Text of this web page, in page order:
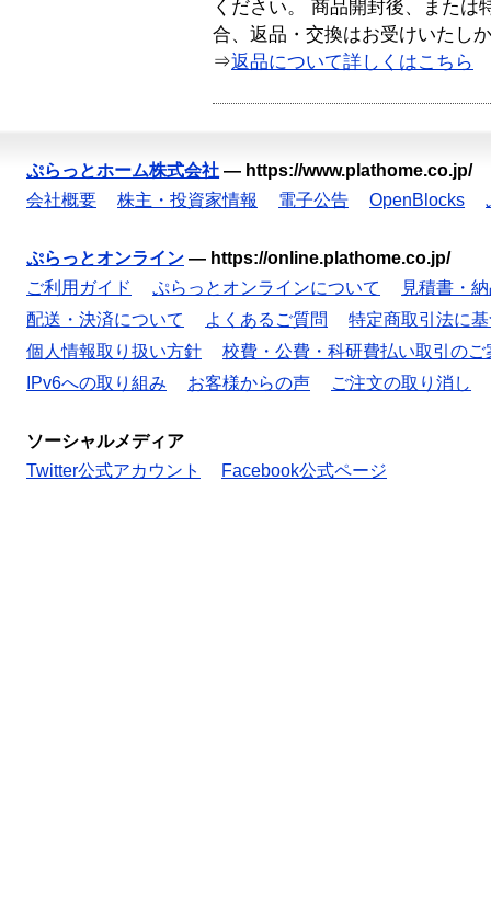
ください。 商品開封後、または
合、返品・交換はお受けいたし
⇒返品について詳しくはこちら
ぷらっとホーム株式会社 — https://www.plathome.co.jp/
会社概要
株主・投資家情報 電子公告 OpenBlocks
ぷらっとオンライン — https://online.plathome.co.jp/
ご利用ガイド
ぷらっとオンラインについて
見積書・
配送・決済について
よくあるご質問
特定商取引法に
個人情報取り扱い方針
校費・公費・科研費払い取引のご
IPv6への取り組み
お客様からの声 ご注文の取り消し
ソーシャルメディア
Twitter公式アカウント
Facebook公式ページ